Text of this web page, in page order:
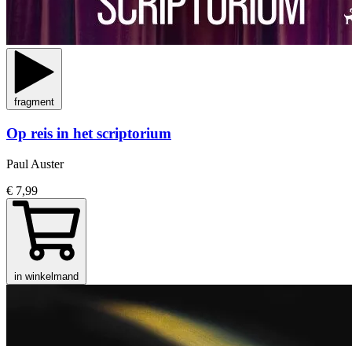
fragment
Op reis in het scriptorium
Paul Auster
€ 7,99
in winkelmand